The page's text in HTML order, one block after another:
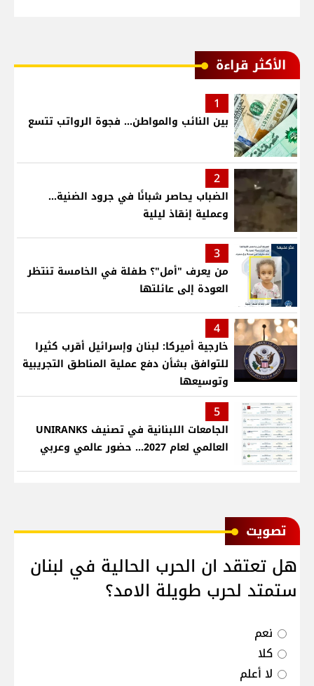
الأكثر قراءة
1
بين النائب والمواطن... فجوة الرواتب تتسع
2
الضباب يحاصر شبانًا في جرود الضنية...
وعملية إنقاذ ليلية
3
من يعرف "أمل"؟ طفلة في الخامسة تنتظر
العودة إلى عائلتها
4
خارجية أميركا: لبنان وإسرائيل أقرب كثيرا
للتوافق بشأن دفع عملية المناطق التجريبية
وتوسيعها
5
الجامعات اللبنانية في تصنيف UNIRANKS
العالمي لعام 2027... حضور عالمي وعربي
ﺗﺼﻮﻳﺖ
هل تعتقد ان الحرب الحالية في لبنان
ستمتد لحرب طويلة الامد؟
نعم
كلا
لا أعلم